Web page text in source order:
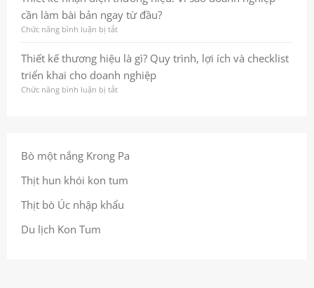
hình
ảnh
nhất
doanh
nghiệp
ghi
hàng
hiệu
bền
vững
từ
cái
nhìn
đầu
nhận
diện
thương
gì?
Quy
trình,
làm
ngay
đầu
cần làm bài bản ngay từ đầu?
Chức năng bình luận bị tắtở
kế
nhận
diện
thương
cần
bài
ngay
Thiết kế thương hiệu là gì? Quy trình, lợi ích và checklist
triển khai cho doanh nghiệp
Chức năng bình luận bị tắtở
gì?
trình,
ích
Bò một nắng Krong Pa
Thịt hun khói kon tum
Thịt bò Úc nhập khẩu
Du lịch Kon Tum